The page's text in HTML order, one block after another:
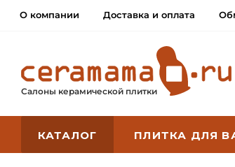
О компании Доставка и оплата
Салоны керамической плитки
КАТАЛОГ ПЛИТКА ДЛЯ